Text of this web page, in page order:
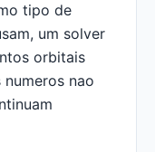
tipo de
um solver
orbitais
nao